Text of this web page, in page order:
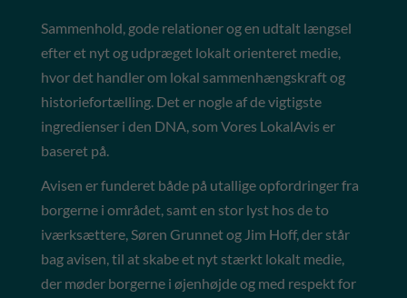
Sammenhold, gode relationer og en udtalt længsel
efter et nyt og udpræget lokalt orienteret medie,
hvor det handler om lokal sammenhængskraft og
historiefortælling. Det er nogle af de vigtigste
ingredienser i den DNA, som Vores LokalAvis er
baseret på.
Avisen er funderet både på utallige opfordringer fra
borgerne i området, samt en stor lyst hos de to
iværksættere, Søren Grunnet og Jim Hoff, der står
bag avisen, til at skabe et nyt stærkt lokalt medie,
der møder borgerne i øjenhøjde og med respekt for